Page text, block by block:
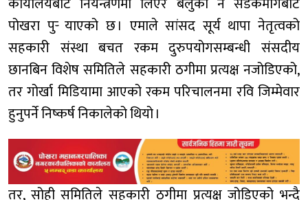
पोखरा पुर्‍ याएको छ । एमाले सांसद सूर्य थापा नेतृत्वको
सहकारी संस्था बचत रकम दुरुपयोगसम्बन्धी संसदीय
छानबिन विशेष समितिले सहकारी ठगीमा प्रत्यक्ष नजोडिएको,
तर गोर्खा मिडियामा आएको रकम परिचालनमा रवि जिम्मेवार
हुनुपर्ने निष्कर्ष निकालेको थियो ।